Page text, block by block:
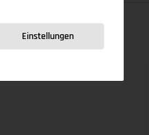
Einstellungen